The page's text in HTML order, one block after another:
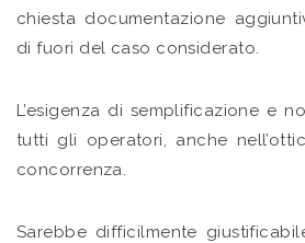
chiesta documentazione
di fuori del caso considerato.
L’esigenza di semplificazione e
tutti gli operatori, anche
concorrenza.
Sarebbe difficilmente